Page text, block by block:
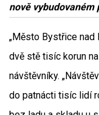
nově vybudovaném
„Město Bystřice
dvě stě tisíc korun
návštěvníky.
do patnácti tisíc lidí